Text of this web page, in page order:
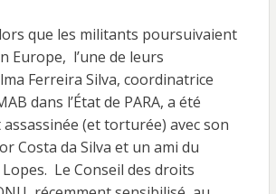
que les militants poursuivaient
Europe, l’une de leurs
Ferreira Silva, coordinatrice
dans l’État de PARA, a été
(et torturée) avec son
Costa da Silva et un ami du
Le Conseil des droits